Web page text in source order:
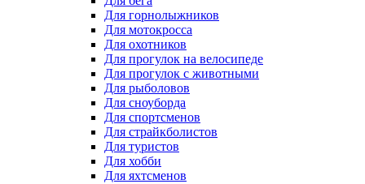
Для горнолыжников
Для мотокросса
Для охотников
Для прогулок на велосипеде
Для прогулок с животными
Для рыболовов
Для сноуборда
Для спортсменов
Для страйкболистов
Для туристов
Для хобби
Для яхтсменов